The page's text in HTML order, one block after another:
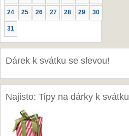
24 25 26 27 28 29 30
31
Dárek k svátku se slevou!
Najisto: Tipy na dárky k svátku